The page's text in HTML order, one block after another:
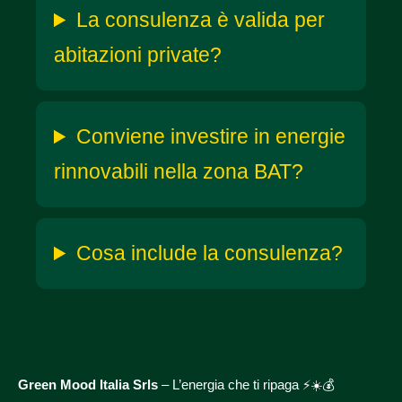
La consulenza è valida per
abitazioni private?
Conviene investire in energie
rinnovabili nella zona BAT?
Cosa include la consulenza?
Green Mood Italia Srls – L’energia che ti ripaga ⚡☀️💰